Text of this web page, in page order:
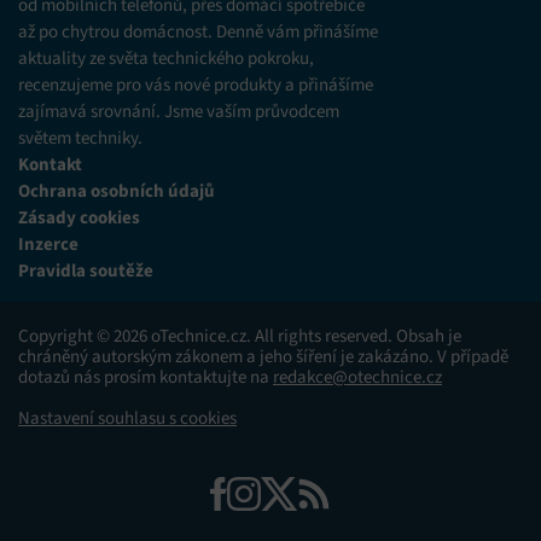
od mobilních telefonů, přes domácí spotřebiče
až po chytrou domácnost. Denně vám přinášíme
aktuality ze světa technického pokroku,
recenzujeme pro vás nové produkty a přinášíme
zajímavá srovnání. Jsme vaším průvodcem
světem techniky.
Kontakt
Ochrana osobních údajů
Zásady cookies
Inzerce
Pravidla soutěže
Copyright © 2026 oTechnice.cz. All rights reserved. Obsah je
chráněný autorským zákonem a jeho šíření je zakázáno. V případě
dotazů nás prosím kontaktujte na redakce@otechnice.cz
Nastavení souhlasu s cookies